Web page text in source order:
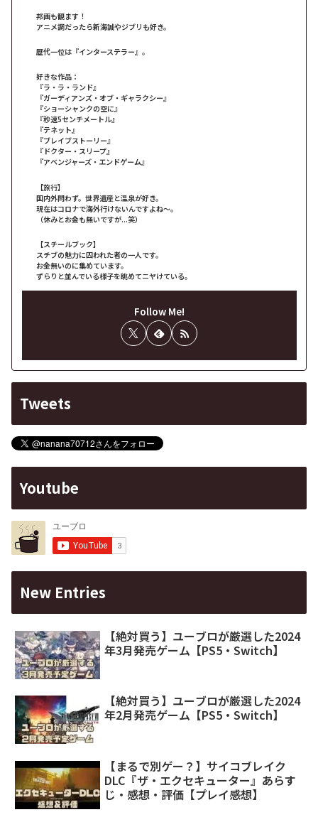
邦画も観ます！
アニメ調だったら新海誠やジブリも好き。
歴代一位は『インターステラー』。
好きな作品：
『ラ・ラ・ランド』
『ガーディアンズ・オブ・ギャラクシー』
『ショーシャンクの空に』
『秒速5センチメートル』
『テネット』
『ブレイブストーリー』
『ドクター・スリープ』
『アベンジャーズ・エンドゲーム』
【旅行】
国内外問わず。世界遺産と温泉が好き。
現在はコロナで海外行けないんですよね～。
（休みとお金も無いですが...笑）
【スチールブック】
スチブの魅力に囚われた者の一人です。
お金無いのに集めています。
ずらりと並んでいる様子を眺めてニヤけている。
Follow Me!
Tweets
Youtube
New Entries
【絶対買う】ユーブロが厳選した2024
年3月発売ゲーム【PS5・Switch】
【絶対買う】ユーブロが厳選した2024
年2月発売ゲーム【PS5・Switch】
【まるで別ゲー？】サイコブレイク
DLC『ザ・エクセキューター』あらす
じ・感想・評価【プレイ感想】